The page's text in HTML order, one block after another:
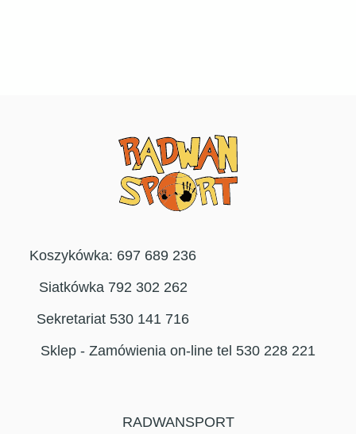
Koszykówka: 697 689 236
Siatkówka 792 302 262
Sekretariat 530 141 716
Sklep - Zamówienia on-line tel 530 228 221
RADWANSPORT